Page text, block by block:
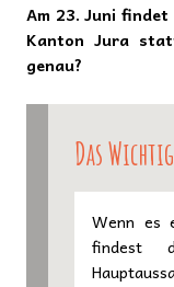
Am 23. Juni
Kanton Jura
genau?
Das
Wenn es
findest